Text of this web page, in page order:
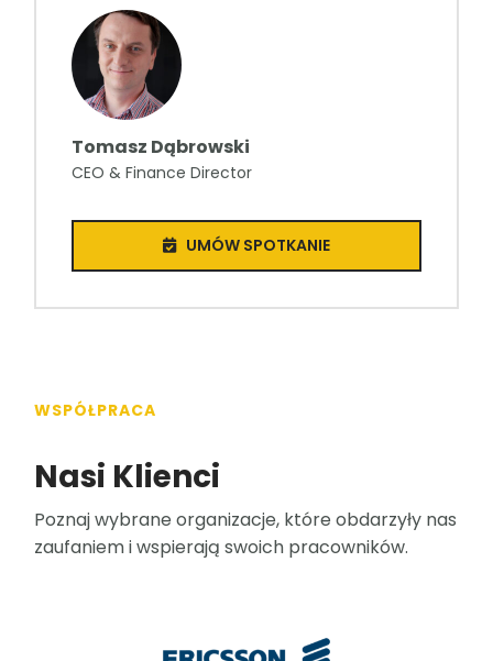
Tomasz Dąbrowski
CEO & Finance Director
UMÓW SPOTKANIE
WSPÓŁPRACA
Nasi Klienci
Poznaj wybrane organizacje, które obdarzyły nas
zaufaniem i wspierają swoich pracowników.